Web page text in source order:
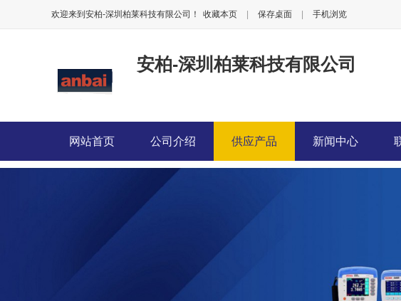
欢迎来到安柏-深圳柏莱科技有限公司！ 收藏本页 保存桌面 手机浏览
安柏-深圳柏莱科技有限公司
网站首页 公司介绍 供应产品 新闻中心